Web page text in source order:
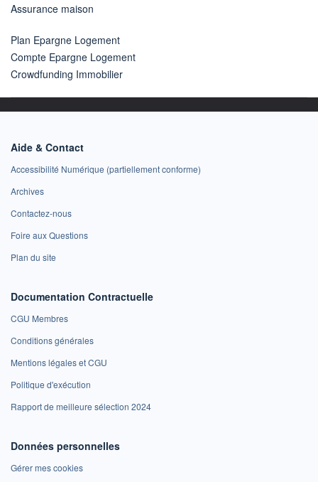
Assurance maison
Plan Epargne Logement
Compte Epargne Logement
Crowdfunding Immobilier
Aide & Contact
Accessibilité Numérique (partiellement conforme)
Archives
Contactez-nous
Foire aux Questions
Plan du site
Documentation Contractuelle
CGU Membres
Conditions générales
Mentions légales et CGU
Politique d'exécution
Rapport de meilleure sélection 2024
Données personnelles
Gérer mes cookies